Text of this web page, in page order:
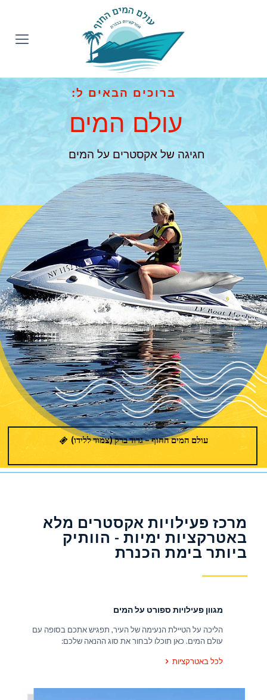
ברוכים הבאים ל:
עולם המים
חגיגה של אקסטרים על המים
עולם המים החוף – גדוד ברק (צמוד ללידו)
מרכז פעילויות אקסטרים מלא
באטרקציות ימיות - הוותיק
ביותר בימת הכנרת
מגוון פעילויות ספורט על המים
הליכה על הטיילת הנעימה של העיר, תפגיש אתכם בסופה עם
עולם המים. כאן תוכלו לבחור את סוג ההנאה שלכם:
לכל באטרקציות